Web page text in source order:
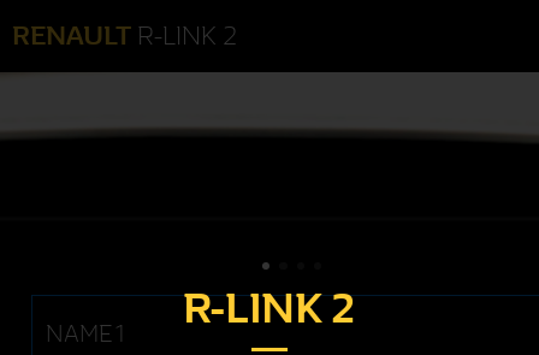
RENAULT R-LINK 2
NAME1
R-LINK 2